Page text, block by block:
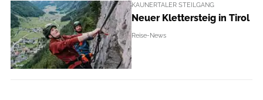
KAUNERTALER STEILGANG
Neuer Klettersteig in Tirol
Reise-News